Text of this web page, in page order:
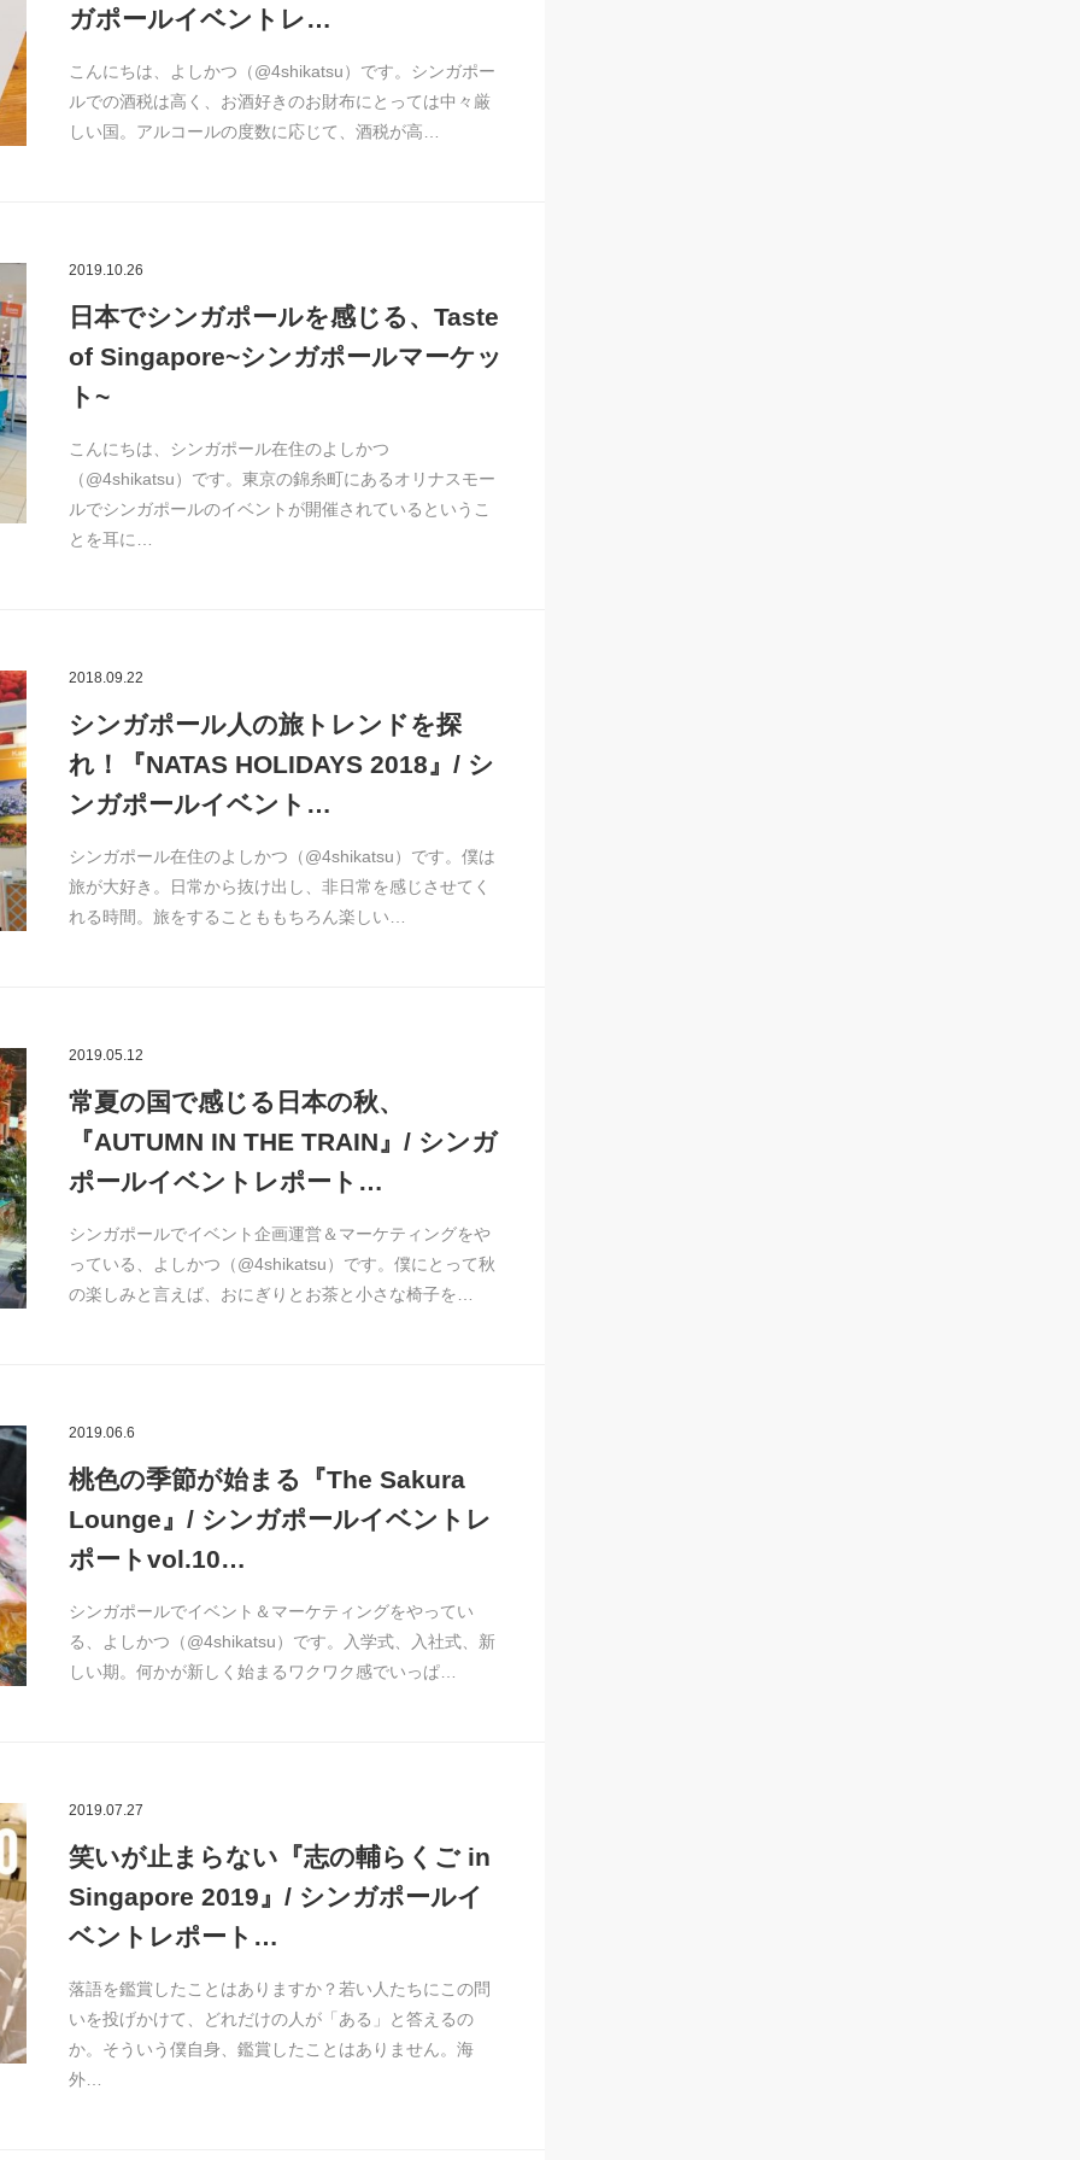
ガポールイベントレ…
こんにちは、よしかつ（@4shikatsu）です。シンガポー
ルでの酒税は高く、お酒好きのお財布にとっては中々厳
しい国。アルコールの度数に応じて、酒税が高…
2019.10.26
日本でシンガポールを感じる、Taste
of Singapore~シンガポールマーケッ
ト~
こんにちは、シンガポール在住のよしかつ
（@4shikatsu）です。東京の錦糸町にあるオリナスモー
ルでシンガポールのイベントが開催されているというこ
とを耳に…
2018.09.22
シンガポール人の旅トレンドを探
れ！『NATAS HOLIDAYS 2018』/ シ
ンガポールイベント…
シンガポール在住のよしかつ（@4shikatsu）です。僕は
旅が大好き。日常から抜け出し、非日常を感じさせてく
れる時間。旅をすることももちろん楽しい…
2019.05.12
常夏の国で感じる日本の秋、
『AUTUMN IN THE TRAIN』/ シンガ
ポールイベントレポート…
シンガポールでイベント企画運営＆マーケティングをや
っている、よしかつ（@4shikatsu）です。僕にとって秋
の楽しみと言えば、おにぎりとお茶と小さな椅子を…
2019.06.6
桃色の季節が始まる『The Sakura
Lounge』/ シンガポールイベントレ
ポートvol.10…
シンガポールでイベント＆マーケティングをやってい
る、よしかつ（@4shikatsu）です。入学式、入社式、新
しい期。何かが新しく始まるワクワク感でいっぱ…
2019.07.27
笑いが止まらない『志の輔らくご in
Singapore 2019』/ シンガポールイ
ベントレポート…
落語を鑑賞したことはありますか？若い人たちにこの問
いを投げかけて、どれだけの人が「ある」と答えるの
か。そういう僕自身、鑑賞したことはありません。海
外…